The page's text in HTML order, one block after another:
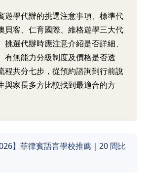
遊學代辦的挑選注意事項、標準代
貝客、仁育國際、維格遊學三大代
挑選代辦時應注意介紹是否詳細、
有無能力分級制度及價格是否透
程共分七步，從預約諮詢到行前說
與家長多方比較找到最適合的方
】菲律賓語言學校推薦｜20 間比